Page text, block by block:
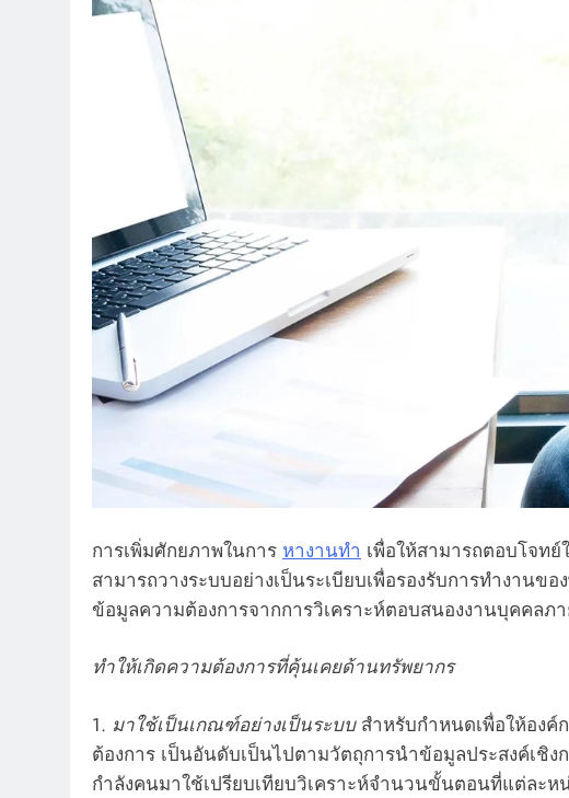
การเพิ่มศักยภาพในการ หางานทํา เพื่อให้สามารถตอบโจท
สามารถวางระบบอย่างเป็นระเบียบเพื่อรองรับการทำงาน
ข้อมูลความต้องการจากการวิเคราะห์ตอบสนองงานบุคคลภ
ทำให้เกิดความต้องการที่คุ้นเคยด้านทรัพยากร
1. มาใช้เป็นเกณฑ์อย่างเป็นระบบ สำหรับกำหนดเพื่อให้องค์
ต้องการ เป็นอันดับเป็นไปตามวัตถุการนำข้อมูลประสงค์เชิ
กำลังคนมาใช้เปรียบเทียบวิเคราะห์จำนวนขั้นตอนที่แต่ละ